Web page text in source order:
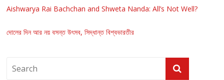
Aishwarya Rai Bachchan and Shweta Nanda: All’s Not Well?
দোলের দিন আর নয় বসন্ত উৎসব, সিদ্ধান্ত বিশ্বভারতীর